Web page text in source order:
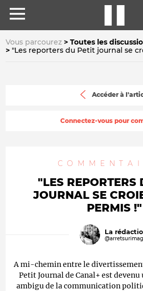
Vous parcourez
Toutes les
"Les reporters du Petit journal se
Accéder à
Connectez-vous pour
"LES REPORTERS
JOURNAL SE
PERMIS !"
La
A mi-chemin entre le
Petit Journal de Canal+ est
ambigu de la communication